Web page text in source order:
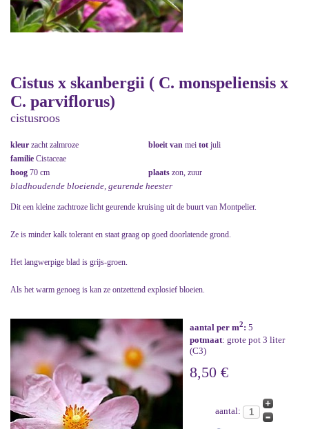
Cistus x skanbergii ( C. monspeliensis x
C. parviflorus)
cistusroos
kleur zacht zalmroze bloeit van mei tot juli
familie Cistaceae
hoog 70 cm plaats zon, zuur
bladhoudende bloeiende, geurende heester
Dit een kleine zachtroze licht geurende kruising uit de buurt van Montpelier.
Ze is minder kalk tolerant en staat graag op goed doorlatende grond.
Het langwerpige blad is grijs-groen.
Als het warm genoeg is kan ze ontzettend explosief bloeien.
aantal per m2: 5
potmaat: grote pot 3 liter
(C3)
8,50 €
aantal: